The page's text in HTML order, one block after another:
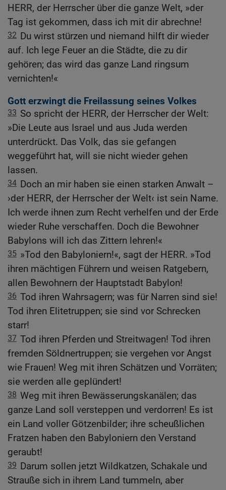
HERR, der Herrscher über die ganze Welt, »der
Tag ist gekommen, dass ich mit dir abrechne!
32 Du wirst stürzen und niemand hilft dir wieder
auf. Ich lege Feuer an die Städte, die zu dir
gehören; das wird das ganze Land ringsum
vernichten!«
Gott erzwingt die Freilassung seines Volkes
33 So spricht der HERR, der Herrscher der Welt:
»Die Leute aus Israel und aus Juda werden
unterdrückt. Das Volk, das sie gefangen
weggeführt hat, will sie nicht wieder gehen
lassen.
34 Doch an mir haben sie einen starken Anwalt –
›der HERR, der Herrscher der Welt‹ ist sein Name.
Ich werde ihnen zum Recht verhelfen und der Erde
wieder Ruhe verschaffen. Doch die Bewohner
Babylons will ich das Zittern lehren!«
35 »Tod den Babyloniern!«, sagt der HERR. »Tod
ihren mächtigen Führern und weisen Ratgebern,
allen Bewohnern der Hauptstadt Babylon!
36 Tod ihren Wahrsagern; was für Narren sind sie!
Tod ihren Elitetruppen; sie sind vor Schrecken
starr!
37 Tod ihren Pferden und Streitwagen! Tod ihren
fremden Söldnertruppen; sie vergehen vor Angst
wie Frauen! Weg mit ihren Schätzen und Vorräten;
sie werden alle geplündert!
38 Weg mit ihren Bewässerungskanälen; das
ganze Land soll versteppen und verdorren! Es ist
ein Land voller Götzenbilder; ihre scheußlichen
Fratzen haben den Babyloniern den Verstand
geraubt!
39 Darum sollen jetzt Wildkatzen, Schakale und
Strauße sich in ihrem Land tummeln, aber